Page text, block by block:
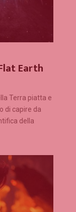
Earth
Terra piatta e
di capire da
della